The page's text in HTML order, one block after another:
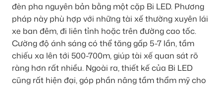
đèn pha nguyên bản bằng một cặp Bi LED. Phương
pháp này phù hợp với những tài xế thường xuyên lái
xe ban đêm, đi liên tỉnh hoặc trên đường cao tốc.
Cường độ ánh sáng có thể tăng gấp 5-7 lần, tầm
chiếu xa lên tới 500-700m, giúp tài xế quan sát rõ
ràng hơn rất nhiều. Ngoài ra, thiết kế của Bi LED
cũng rất hiện đại, góp phần nâng tầm thẩm mỹ cho